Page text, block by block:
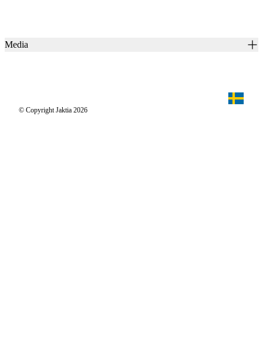
Jaktia Brand Guidelines
Köpvillkor för företagskunder
Media
Jägaren© Copyright Jaktia 2026